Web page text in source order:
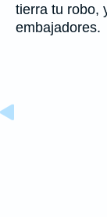
tierra tu robo,
embajadores.